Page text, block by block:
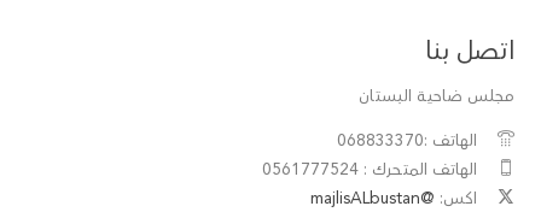
اتصل بنا
مجلس ضاحية البستان
الهاتف :068833370
الهاتف المتحرك : 0561777524
اكس: @majlisALbustan